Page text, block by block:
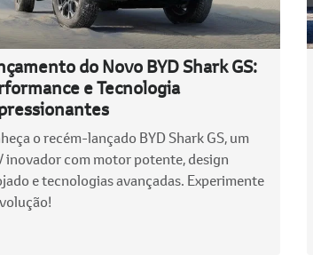
do Novo BYD Shark GS:
e Tecnologia
o recém-lançado BYD Shark GS, um
inovador com motor potente, design
e tecnologias avançadas. Experimente